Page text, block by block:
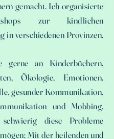
gemacht. Ich organisierte
zur kindlichen
in verschiedenen Provinzen.
gerne an Kinderbüchern,
Ökologie, Emotionen,
gesunder Kommunikation,
und Mobbing.
diese Probleme
Mit der heilenden und